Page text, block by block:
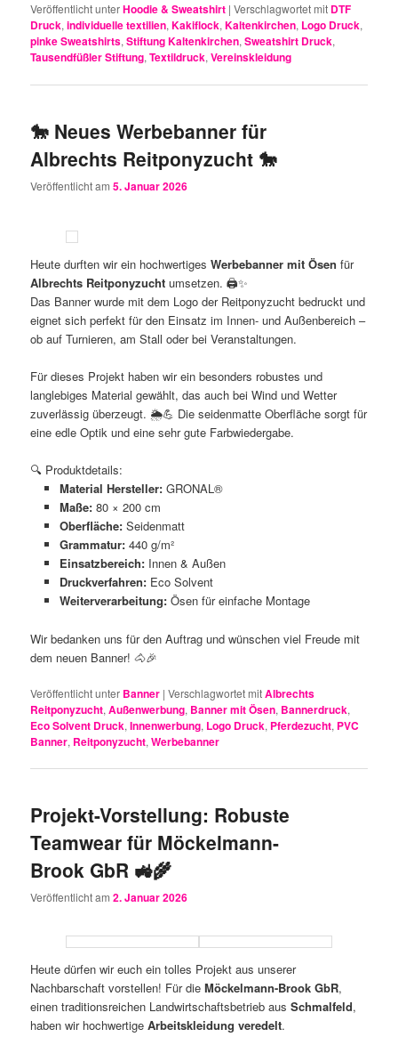
Veröffentlicht unterHoodie & Sweatshirt |Verschlagwortet mit DTF
Druck,individuelle textilien,Kakiflock,Kaltenkirchen, Logo Druck,
pinke Sweatshirts,Stiftung Kaltenkirchen,Sweatshirt Druck,
Tausendfüßler Stiftung,Textildruck,Vereinskleidung
🐎 Neues Werbebanner für
Albrechts Reitponyzucht 🐎
Veröffentlicht am5. Januar 2026
Heute durften wir ein hochwertigesWerbebanner mit Ösen für
Albrechts Reitponyzucht umsetzen. 🖨️✨
Das Banner wurde mit dem Logo der Reitponyzucht bedruckt und
eignet sich perfekt für den Einsatz im Innen- und Außenbereich –
ob auf Turnieren, am Stall oder bei Veranstaltungen.
Für dieses Projekt haben wir ein besonders robustes und
langlebiges Material gewählt, das auch bei Wind und Wetter
zuverlässig überzeugt. 🌦️💪 Die seidenmatte Oberfläche sorgt für
eine edle Optik und eine sehr gute Farbwiedergabe.
🔍 Produktdetails:
Material Hersteller:GRONAL®
Maße:80 × 200 cm
Oberfläche:Seidenmatt
Grammatur:440 g/m²
Einsatzbereich:Innen & Außen
Druckverfahren:Eco Solvent
Weiterverarbeitung:Ösen für einfache Montage
Wir bedanken uns für den Auftrag und wünschen viel Freude mit
dem neuen Banner! 🐴🎉
Veröffentlicht unter Banner |Verschlagwortet mitAlbrechts
Reitponyzucht,Außenwerbung, Banner mit Ösen, Bannerdruck,
Eco Solvent Druck,Innenwerbung, Logo Druck, Pferdezucht, PVC
Banner, Reitponyzucht,Werbebanner
Projekt-Vorstellung: Robuste
Teamwear für Möckelmann-
Brook GbR 🚜🌾
Veröffentlicht am2. Januar 2026
Heute dürfen wir euch ein tolles Projekt aus unserer
Nachbarschaft vorstellen! Für dieMöckelmann-Brook GbR,
einen traditionsreichen Landwirtschaftsbetrieb ausSchmalfeld,
haben wir hochwertigeArbeitskleidung veredelt.